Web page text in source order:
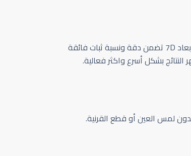
كاميرا تتبع حركة العين سباعية الابعاد 7D تضمن دقة ونسبة ثبات فائقة
النتائج بشكل أسرع واكثر فعالية.
لمس العين أو قطع القرنية.